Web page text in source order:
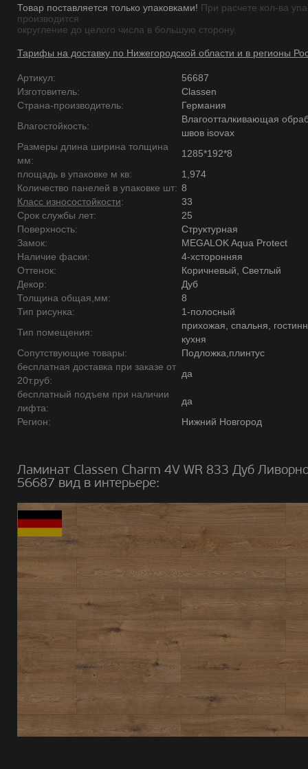
Товар поставляется только упаковками! При расчете кол-ва
производится
округление до целого числа в большую сторону.
Тарифы на доставку по Нижегородской области и в регионы
Артикул:
56687
Изготовитель:
Classen
Страна-производитель:
Германия
Влагостойкость:
Влагоотталкивающая
швов isovax
Размеры длина ширина толщина
мм:
1285*192*8
площадь в упаковке м кв:
1,974
Количество панелей в упаковке шт: 8
Класс износостойкости:
33
Срок службы лет:
25
Поверхность:
Структурная
Замок:
MEGALOK Aqua Protect
Наличие фаски:
4-хсторонняя
Оттенок:
Коричневый, Светлый
Декор:
Дуб
Толщина общая,мм:
8
Тип рисунка:
1-полосный
Тип помещения:
прихожая, спальня,
кухня
Сопутствующие товары:
Подложка,плинтус
бесплатная доставка при заказе от
20т.руб:
да
бесплатный подъем при наличии
лифта:
да
Регион:
Нижний Новгород
Ламинат Classen Charm 4V WR 833 Дуб
56687 вид в интерьере: